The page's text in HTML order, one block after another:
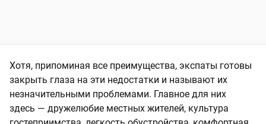
Хотя, припоминая все преимущества, экспаты готовы
закрыть глаза на эти недостатки и называют их
незначительными проблемами. Главное для них
здесь — дружелюбие местных жителей, культура